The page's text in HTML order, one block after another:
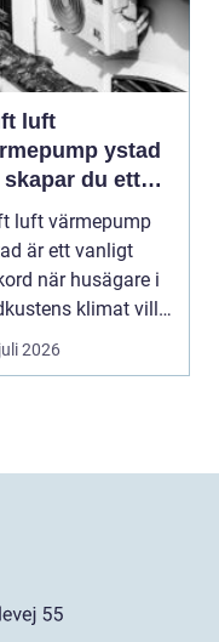
luft
ystad
skapar du ett
om
luft värmepump
är ett vanligt
när husägare i
klimat vill
ett smar...
2026